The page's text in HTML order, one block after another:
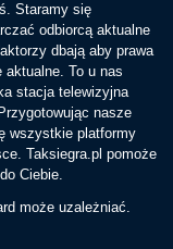
Staramy się
odbiorcą aktualne
dbają aby prawa
aktualne. To u nas
stacja telewizyjna
nasze
wszystkie platformy
Taksiegra.pl pomoże
Ciebie.
może uzależniać.